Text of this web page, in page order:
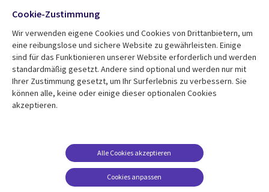
Mediathek
Library
GERMANY
Aktuelles
Rechtliches
Beschwerden/Hinweise
Compliance
Datenschutz
Folgen Sie uns
Social
Media
GERMANY
Cookie-Zustimmung
Wir verwenden eigene Cookies und Cookies von Drittanbietern, um
eine reibungslose und sichere Website zu gewährleisten. Einige
sind für das Funktionieren unserer Website erforderlich und werden
standardmäßig gesetzt. Andere sind optional und werden nur mit
Ihrer Zustimmung gesetzt, um Ihr Surferlebnis zu verbessern. Sie
können alle, keine oder einige dieser optionalen Cookies
akzeptieren.
Cookies anpassen
Alle Cookies akzeptieren